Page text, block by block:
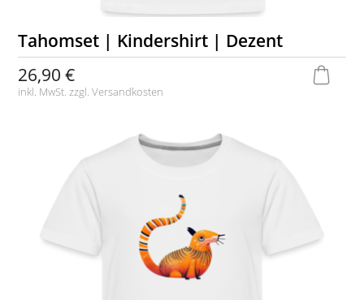
Tahomset | Kindershirt | Dezent
26,90 €
inkl. MwSt. zzgl.Versandkosten